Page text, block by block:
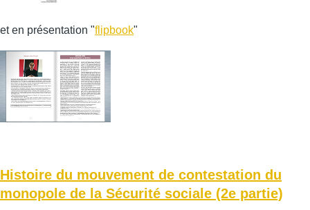
et en présentation "flipbook"
Histoire du mouvement de contestation du
monopole de la Sécurité sociale (2e partie)